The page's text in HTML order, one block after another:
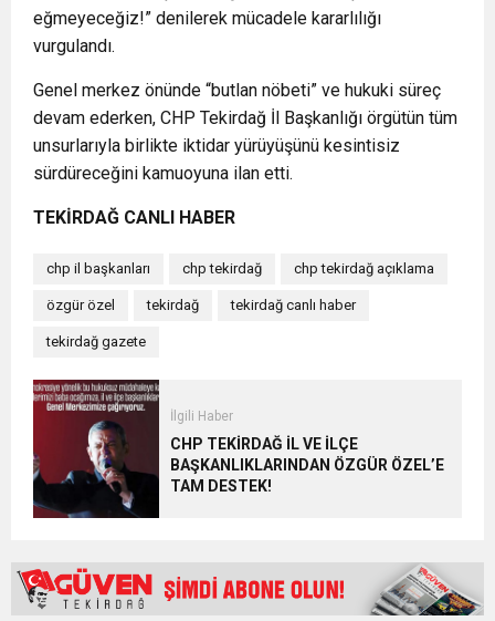
eğmeyeceğiz!” denilerek mücadele kararlılığı
vurgulandı.
Genel merkez önünde “butlan nöbeti” ve hukuki süreç
devam ederken, CHP Tekirdağ İl Başkanlığı örgütün tüm
unsurlarıyla birlikte iktidar yürüyüşünü kesintisiz
sürdüreceğini kamuoyuna ilan etti.
TEKİRDAĞ CANLI HABER
chp il başkanları chp tekirdağ chp tekirdağ açıklama
özgür özel tekirdağ tekirdağ canlı haber
tekirdağ gazete
İlgili Haber
CHP TEKİRDAĞ İL VE İLÇE
BAŞKANLIKLARINDAN ÖZGÜR ÖZEL’E
TAM DESTEK!